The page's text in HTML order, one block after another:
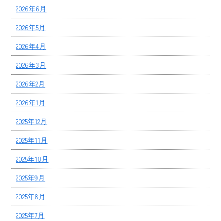
2026年6月
2026年5月
2026年4月
2026年3月
2026年2月
2026年1月
2025年12月
2025年11月
2025年10月
2025年9月
2025年8月
2025年7月